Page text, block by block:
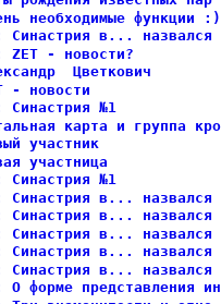
необходимые
Синастрия в...
ZET -
-
карта и группа
Синастрия в...
Синастрия в...
Синастрия в...
Синастрия в...
Синастрия в...
О форме представления